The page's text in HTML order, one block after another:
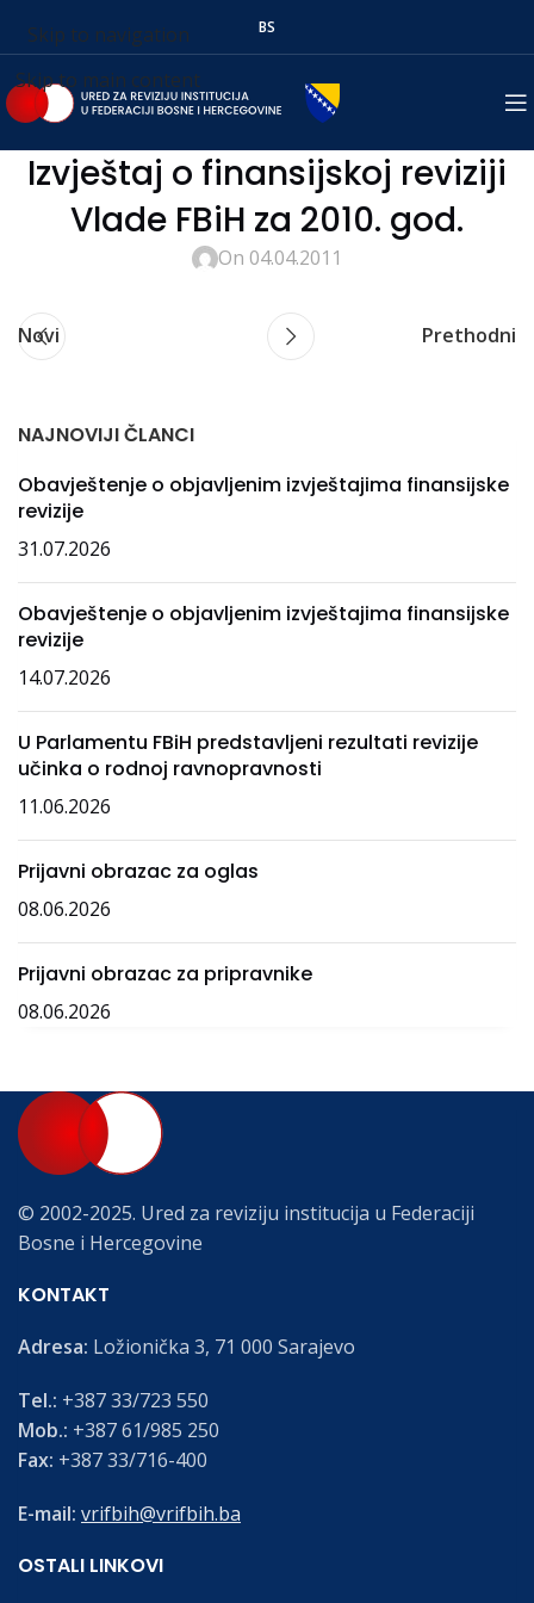
Skip to navigation
Skip to main content
BS
Izvještaj o finansijskoj reviziji
Vlade FBiH za 2010. god.
On 04.04.2011
Novi Prethodni
NAJNOVIJI ČLANCI
Obavještenje o objavljenim izvještajima finansijske
revizije
31.07.2026
Obavještenje o objavljenim izvještajima finansijske
revizije
14.07.2026
U Parlamentu FBiH predstavljeni rezultati revizije
učinka o rodnoj ravnopravnosti
11.06.2026
Prijavni obrazac za oglas
08.06.2026
Prijavni obrazac za pripravnike
08.06.2026
© 2002-2025. Ured za reviziju institucija u Federaciji
Bosne i Hercegovine
KONTAKT
Adresa: Ložionička 3, 71 000 Sarajevo
Tel.: +387 33/723 550
Mob.: +387 61/985 250
Fax: +387 33/716-400
E-mail: vrifbih@vrifbih.ba
OSTALI LINKOVI